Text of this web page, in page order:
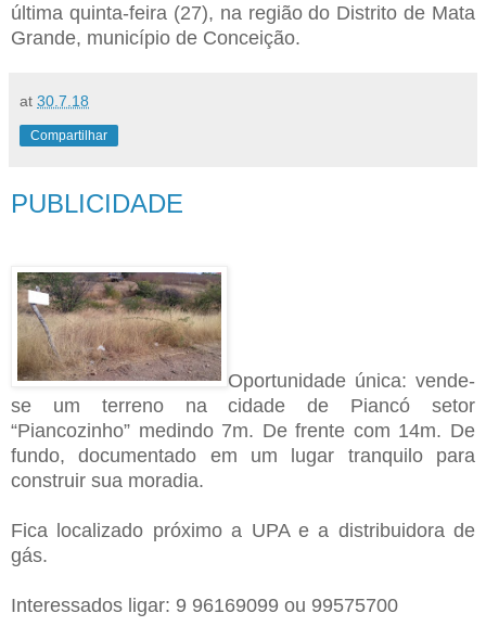
última quinta-feira (27), na região do Distrito de Mata
Grande, município de Conceição.
at 30.7.18
Compartilhar
PUBLICIDADE
Oportunidade única: vende-
se um terreno na cidade de Piancó setor
“Piancozinho” medindo 7m. De frente com 14m. De
fundo, documentado em um lugar tranquilo para
construir sua moradia.
Fica localizado próximo a UPA e a distribuidora de
gás.
Interessados ligar: 9 96169099 ou 99575700